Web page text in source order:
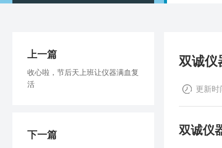
双诚仪
更新时
双诚仪
上一篇
收心啦，节后天上班让仪器满血复
活
下一篇